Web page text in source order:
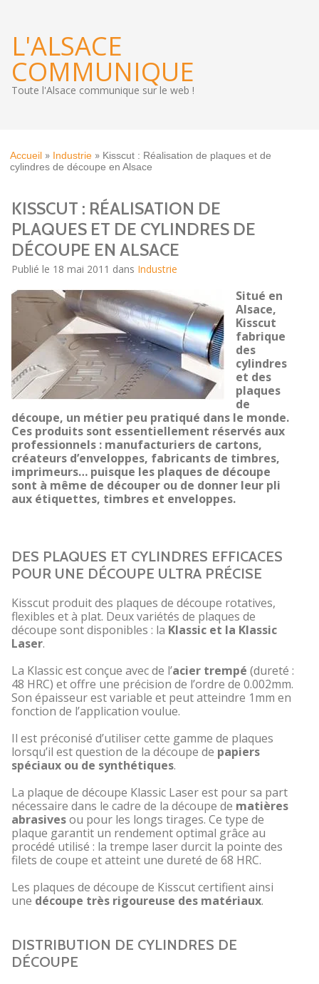
L'ALSACE
COMMUNIQUE
Toute l'Alsace communique sur le web !
Accueil » Industrie » Kisscut : Réalisation de plaques et de
cylindres de découpe en Alsace
KISSCUT : RÉALISATION DE
PLAQUES ET DE CYLINDRES DE
DÉCOUPE EN ALSACE
Publié le 18 mai 2011 dans Industrie
Situé en
Alsace,
Kisscut
fabrique
des
cylindres
et des
plaques
de
découpe, un métier peu pratiqué dans le monde.
Ces produits sont essentiellement réservés aux
professionnels : manufacturiers de cartons,
créateurs d’enveloppes, fabricants de timbres,
imprimeurs… puisque les plaques de découpe
sont à même de découper ou de donner leur pli
aux étiquettes, timbres et enveloppes.
DES PLAQUES ET CYLINDRES EFFICACES
POUR UNE DÉCOUPE ULTRA PRÉCISE
Kisscut produit des plaques de découpe rotatives,
flexibles et à plat. Deux variétés de plaques de
découpe sont disponibles : la Klassic et la Klassic
Laser.
La Klassic est conçue avec de l’acier trempé (dureté :
48 HRC) et offre une précision de l’ordre de 0.002mm.
Son épaisseur est variable et peut atteindre 1mm en
fonction de l’application voulue.
Il est préconisé d’utiliser cette gamme de plaques
lorsqu’il est question de la découpe de papiers
spéciaux ou de synthétiques.
La plaque de découpe Klassic Laser est pour sa part
nécessaire dans le cadre de la découpe de matières
abrasivesou pour les longs tirages. Ce type de
plaque garantit un rendement optimal grâce au
procédé utilisé : la trempe laser durcit la pointe des
filets de coupe et atteint une dureté de 68 HRC.
Les plaques de découpe de Kisscut certifient ainsi
une découpe très rigoureuse des matériaux.
DISTRIBUTION DE CYLINDRES DE
DÉCOUPE